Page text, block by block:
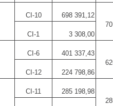
CI-10
698 391,12
CI-1
3 308,00
CI-6
401 337,43
CI-12
224 798,86
CI-11
285 198,98